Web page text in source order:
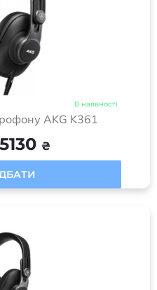
В наявності
AKG K361
5130 ₴